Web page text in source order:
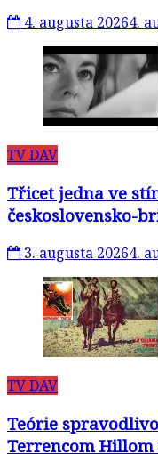
4. augusta 20264.
TV DAV
Třicet jedna ve
československo-
3. augusta 20264.
TV DAV
Teórie
Terrencom